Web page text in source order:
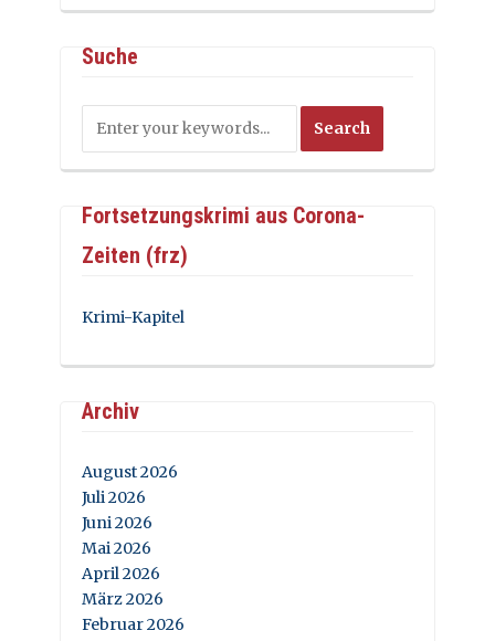
Suche
Fortsetzungskrimi aus Corona-
Zeiten (frz)
Krimi-Kapitel
Archiv
August 2026
Juli 2026
Juni 2026
Mai 2026
April 2026
März 2026
Februar 2026